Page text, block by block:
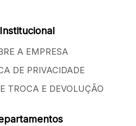
Institucional
A EMPRESA
DE PRIVACIDADE
TROCA E DEVOLUÇÃO